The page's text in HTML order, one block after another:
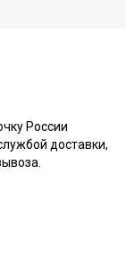
России
доставки,